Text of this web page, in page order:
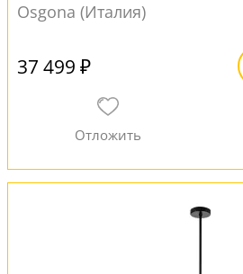
Osgona (Италия)
37 499 ₽